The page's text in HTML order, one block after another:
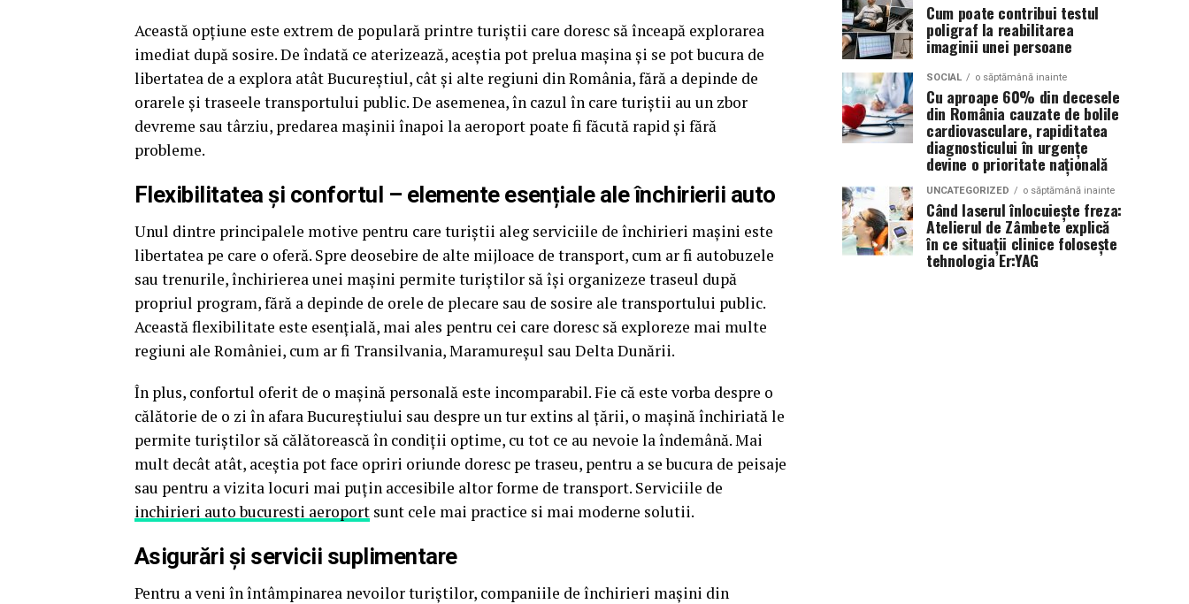
Această opțiune este extrem de populară printre turiștii care doresc să înceapă explorarea
imediat după sosire. De îndată ce aterizează, aceștia pot prelua mașina și se pot bucura de
libertatea de a explora atât Bucureștiul, cât și alte regiuni din România, fără a depinde de
orarele și traseele transportului public. De asemenea, în cazul în care turiștii au un zbor
devreme sau târziu, predarea mașinii înapoi la aeroport poate fi făcută rapid și fără
probleme.
Flexibilitatea și confortul – elemente esențiale ale închirierii auto
Unul dintre principalele motive pentru care turiștii aleg serviciile de închirieri mașini este
libertatea pe care o oferă. Spre deosebire de alte mijloace de transport, cum ar fi autobuzele
sau trenurile, închirierea unei mașini permite turiștilor să își organizeze traseul după
propriul program, fără a depinde de orele de plecare sau de sosire ale transportului public.
Această flexibilitate este esențială, mai ales pentru cei care doresc să exploreze mai multe
regiuni ale României, cum ar fi Transilvania, Maramureșul sau Delta Dunării.
În plus, confortul oferit de o mașină personală este incomparabil. Fie că este vorba despre o
călătorie de o zi în afara Bucureștiului sau despre un tur extins al țării, o mașină închiriată le
permite turiștilor să călătorească în condiții optime, cu tot ce au nevoie la îndemână. Mai
mult decât atât, aceștia pot face opriri oriunde doresc pe traseu, pentru a se bucura de peisaje
sau pentru a vizita locuri mai puțin accesibile altor forme de transport. Serviciile de
inchirieri auto bucuresti aeroport sunt cele mai practice si mai moderne solutii.
Asigurări și servicii suplimentare
Pentru a veni în întâmpinarea nevoilor turiștilor, companiile de închirieri mașini din
Cum poate contribui testul
poligraf la reabilitarea
imaginii unei persoane
SOCIAL o săptămână inainte
Cu aproape 60% din decesele
din România cauzate de bolile
cardiovasculare, rapiditatea
diagnosticului în urgențe
devine o prioritate națională
UNCATEGORIZED o săptămână inainte
Când laserul înlocuiește freza:
Atelierul de Zâmbete explică
în ce situații clinice folosește
tehnologia Er:YAG